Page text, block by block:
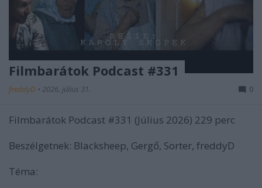
Filmbarátok Podcast #331
freddyD • 2026. július 31. 0
Filmbarátok Podcast #331 (Július 2026) 229 perc
Beszélgetnek: Blacksheep, Gergő, Sorter, freddyD
Téma: